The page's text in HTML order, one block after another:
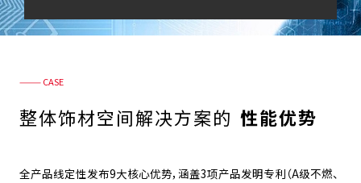
——— CASE
整体饰材空间解决方案的 性能优势
全产品线定性发布9大核心优势，涵盖3项产品发明专利（A级不燃、